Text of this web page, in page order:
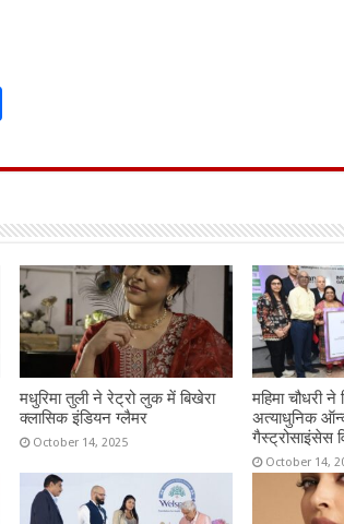
S
ar
मधुरिमा तुली ने रेट्रो लुक में बिखेरा
क्लासिक इंडियन ग्लैमर
October 14, 2025
महिमा चौधरी
अत्याधुनिक
गैस्ट्रोसाइंसेस
October 14,